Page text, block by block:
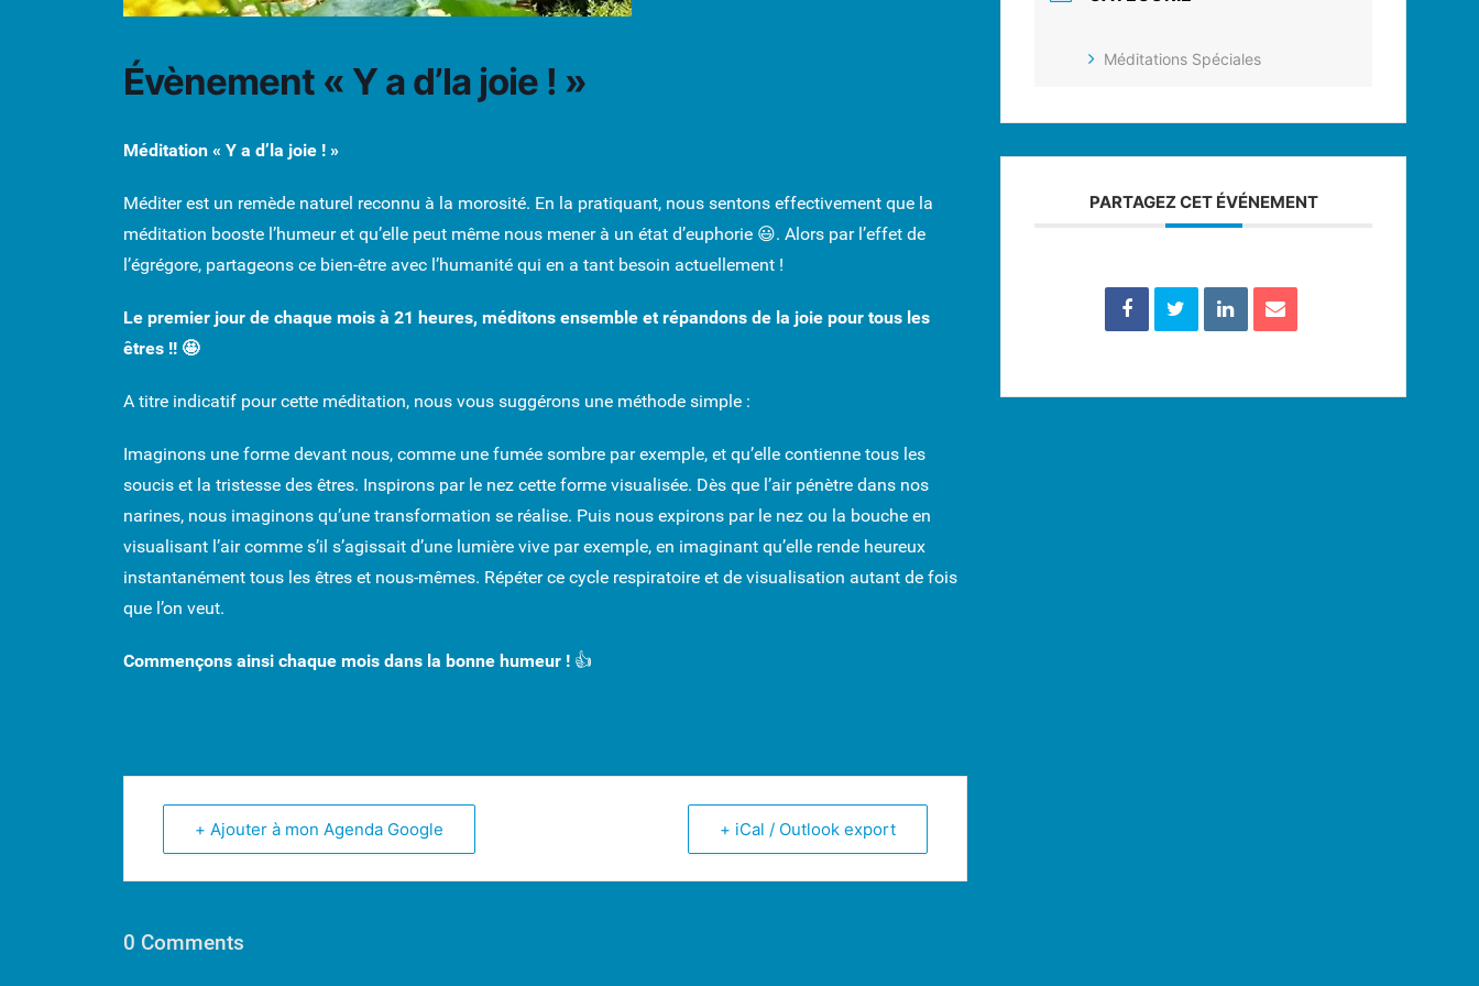
Évènement « Y a d’la joie ! »
Méditation « Y a d’la joie ! »
Méditer est un remède naturel reconnu à la morosité. En la pratiquant, nous sentons effectivement que la
méditation booste l’humeur et qu’elle peut même nous mener à un état d’euphorie 😃. Alors par l’effet de
l’égrégore, partageons ce bien-être avec l’humanité qui en a tant besoin actuellement !
Le premier jour de chaque mois à 21 heures, méditons ensemble et répandons de la joie pour tous les
êtres !! 🤩
A titre indicatif pour cette méditation, nous vous suggérons une méthode simple :
Imaginons une forme devant nous, comme une fumée sombre par exemple, et qu’elle contienne tous les
soucis et la tristesse des êtres. Inspirons par le nez cette forme visualisée. Dès que l’air pénètre dans nos
narines, nous imaginons qu’une transformation se réalise. Puis nous expirons par le nez ou la bouche en
visualisant l’air comme s’il s’agissait d’une lumière vive par exemple, en imaginant qu’elle rende heureux
instantanément tous les êtres et nous-mêmes. Répéter ce cycle respiratoire et de visualisation autant de fois
que l’on veut.
Commençons ainsi chaque mois dans la bonne humeur ! 👍
+ Ajouter à mon Agenda Google + iCal / Outlook export
Méditations Spéciales
PARTAGEZ CET ÉVÉNEMENT
0 Comments